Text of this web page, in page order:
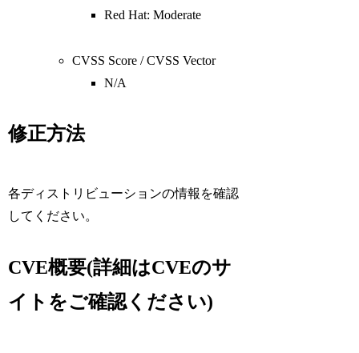
Red Hat: Moderate
CVSS Score / CVSS Vector
N/A
修正方法
各ディストリビューションの情報を確認
してください。
CVE概要(詳細はCVEのサ
イトをご確認ください)